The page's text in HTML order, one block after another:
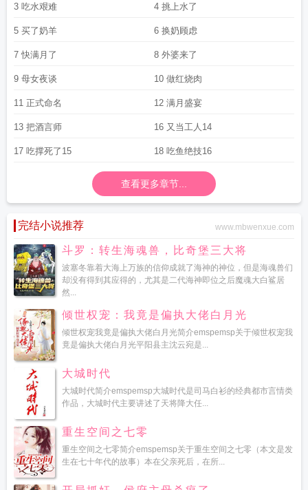
3 吃水艰难 4 挑上水了
5 买了奶羊 6 换奶顾虑
7 快满月了 8 外婆来了
9 母女夜谈 10 做红烧肉
11 正式命名 12 满月盛宴
13 把酒言师 16 又当工人14
17 吃撑死了15 18 吃鱼绝技16
查看更多章节...
完结小说推荐 www.mbwenxue.com
斗罗：转生海魂兽，比奇堡三大将
波塞冬靠着大海上万族的信仰成就了海神的神位，但是海魂兽们
却没有得到其应得的，尤其是二代海神即位之后魔魂大白鲨居
然...
倾世权宠：我竟是偏执大佬白月光
倾世权宠我竟是偏执大佬白月光简介emspemsp关于倾世权宠我
竟是偏执大佬白月光平阳县主沈云宛是...
大城时代
大城时代简介emspemsp大城时代是司马白衫的经典都市言情类
作品，大城时代主要讲述了天将降大任...
重生空间之七零
重生空间之七零简介emspemsp关于重生空间之七零（本文是发
生在七十年代的故事）本在父亲死后，在所...